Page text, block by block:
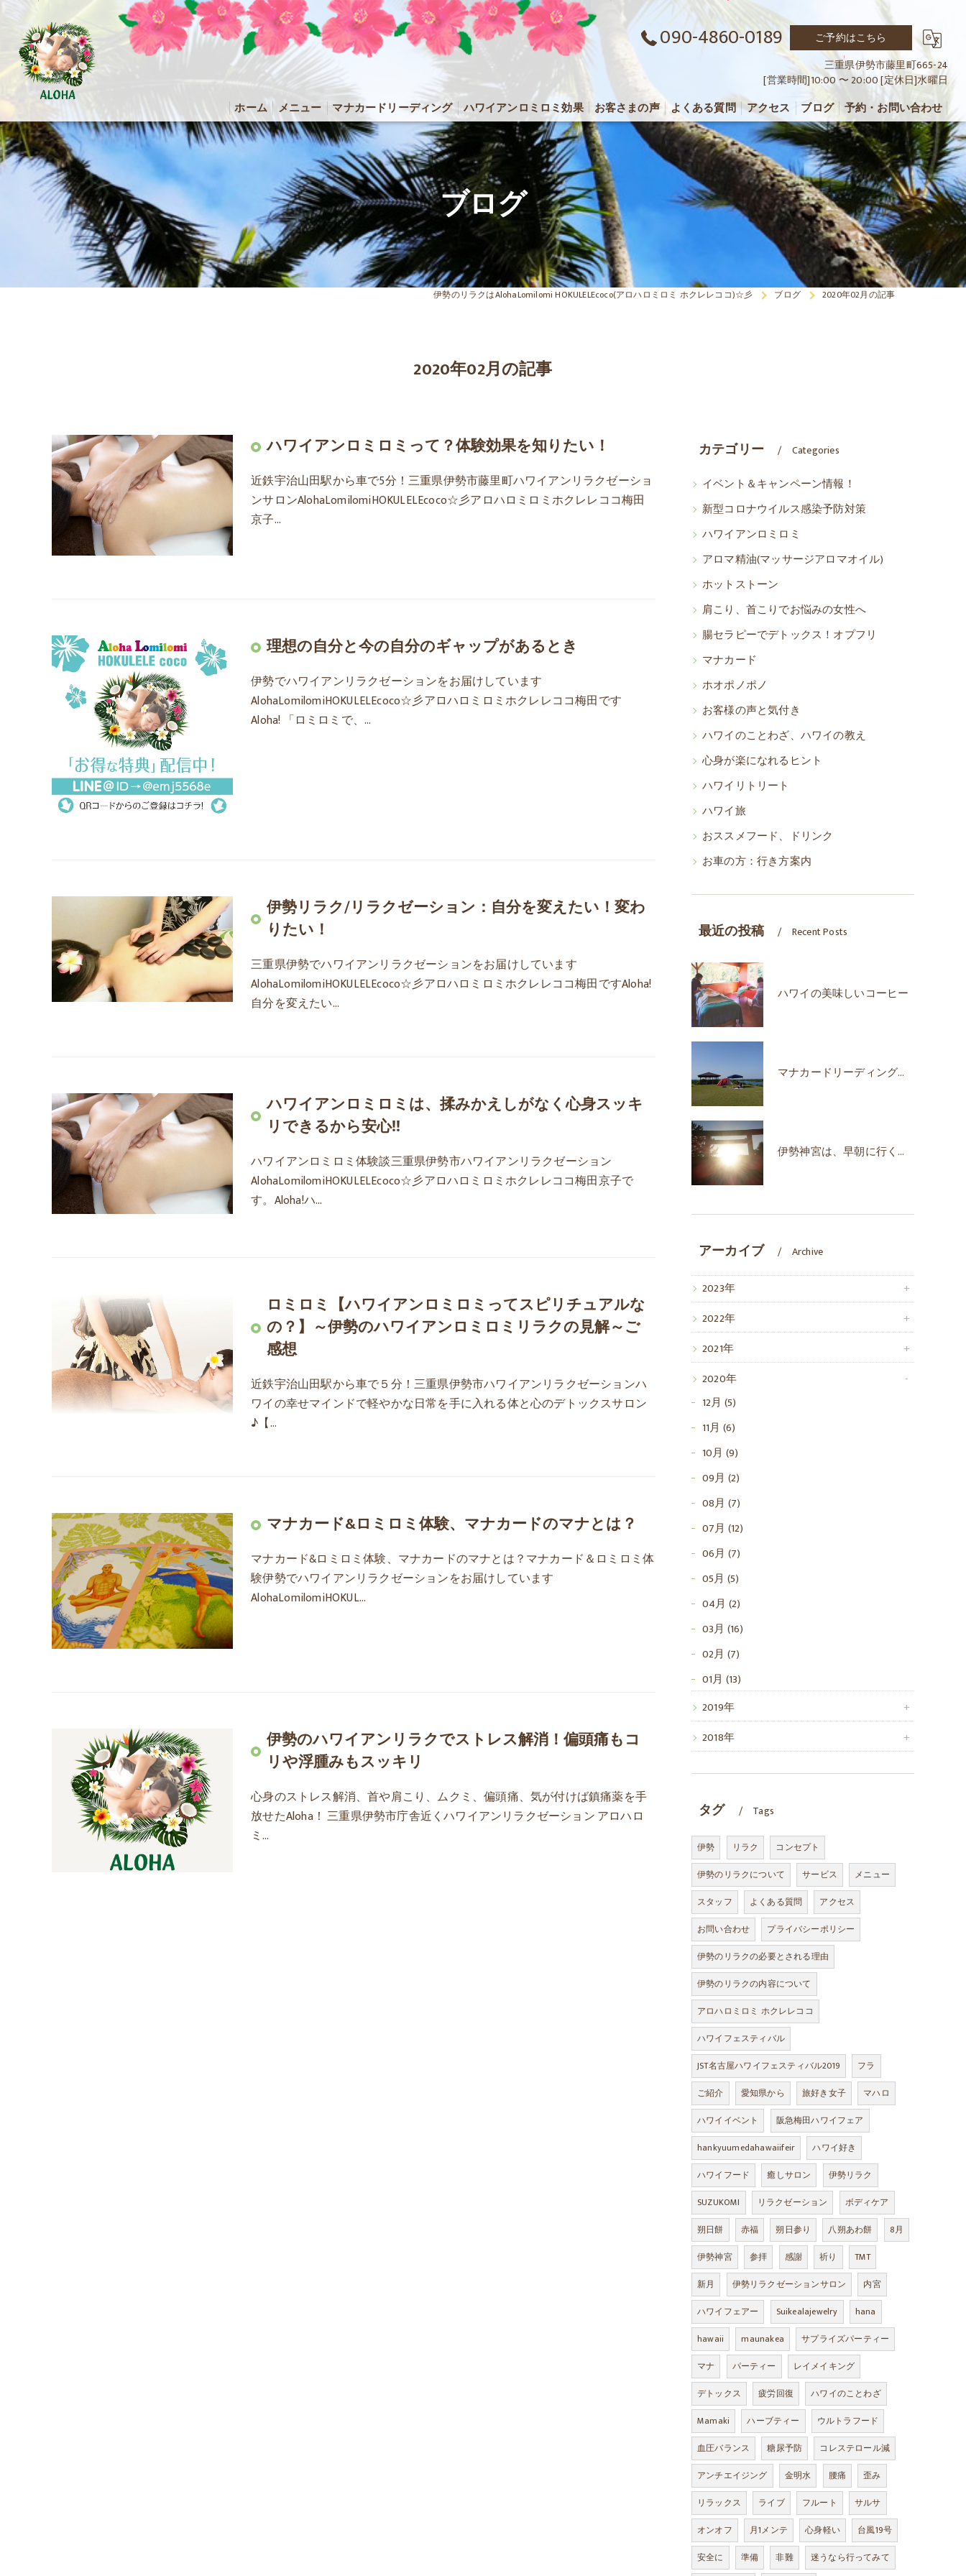
090-4860-0189
ご予約はこちら
三重県伊勢市藤里町665-24
[営業時間]10:00 〜 20:00 [定休日]水曜日
ホーム メニュー マナカードリーディング ハワイアンロミロミ効果 お客さまの声 よくある質問 アクセス ブログ 予約・お問い合わせ
ブログ
伊勢のリラクはAlohaLomilomi HOKULELEcoco(アロハロミロミ ホクレレココ)☆彡 ブログ 2020年02月の記事
2020年02月の記事
ハワイアンロミロミって？体験効果を知りたい！
近鉄宇治山田駅から車で5分！三重県伊勢市藤里町ハワイアンリラクゼーショ
ンサロンAlohaLomilomiHOKULELEcoco☆彡アロハロミロミホクレレココ梅田
京子…
理想の自分と今の自分のギャップがあるとき
伊勢でハワイアンリラクゼーションをお届けしています
AlohaLomilomiHOKULELEcoco☆彡アロハロミロミホクレレココ梅田です
Aloha! 「ロミロミで、…
伊勢リラク/リラクゼーション：自分を変えたい！変わ
りたい！
三重県伊勢でハワイアンリラクゼーションをお届けしています
AlohaLomilomiHOKULELEcoco☆彡アロハロミロミホクレレココ梅田ですAloha!
自分を変えたい…
ハワイアンロミロミは、揉みかえしがなく心身スッキ
リできるから安心‼️
ハワイアンロミロミ体験談三重県伊勢市ハワイアンリラクゼーション
AlohaLomilomiHOKULELEcoco☆彡アロハロミロミホクレレココ梅田京子で
す。Aloha!ハ…
ロミロミ【ハワイアンロミロミってスピリチュアルな
の？】～伊勢のハワイアンロミロミリラクの見解～ご
感想
近鉄宇治山田駅から車で５分！三重県伊勢市ハワイアンリラクゼーションハ
ワイの幸せマインドで軽やかな日常を手に入れる体と心のデトックスサロン
♪【…
マナカード&ロミロミ体験、マナカードのマナとは？
マナカード&ロミロミ体験、マナカードのマナとは？マナカード＆ロミロミ体
験伊勢でハワイアンリラクゼーションをお届けしています
AlohaLomilomiHOKUL…
伊勢のハワイアンリラクでストレス解消！偏頭痛もコ
リや浮腫みもスッキリ
心身のストレス解消、首や肩こり、ムクミ、偏頭痛、気が付けば鎮痛薬を手
放せたAloha！ 三重県伊勢市庁舎近くハワイアンリラクゼーション アロハロ
ミ…
カテゴリー Categories
イベント＆キャンペーン情報！
新型コロナウイルス感染予防対策
ハワイアンロミロミ
アロマ精油(マッサージアロマオイル)
ホットストーン
肩こり、首こりでお悩みの女性へ
腸セラピーでデトックス！オプフリ
マナカード
ホオポノポノ
お客様の声と気付き
ハワイのことわざ、ハワイの教え
心身が楽になれるヒント
ハワイリトリート
ハワイ旅
おススメフード、ドリンク
お車の方：行き方案内
最近の投稿 Recent Posts
ハワイの美味しいコーヒー
マナカードリーディングで自己肯定感が上がった！
伊勢神宮は、早朝に行くのがオススメな時期♪
アーカイブ Archive
2023年
2022年
2021年
2020年
12月 (5)
11月 (6)
10月 (9)
09月 (2)
08月 (7)
07月 (12)
06月 (7)
05月 (5)
04月 (2)
03月 (16)
02月 (7)
01月 (13)
2019年
2018年
タグ Tags
伊勢 リラク
コンセプト
伊勢のリラクについて
サービス
メニュー
スタッフ
よくある質問
アクセス
お問い合わせ
プライバシーポリシー
伊勢のリラクの必要とされる理由
伊勢のリラクの内容について
アロハロミロミ ホクレレココ
ハワイフェスティバル
JST名古屋ハワイフェスティバル2019
フラ
ご紹介
愛知県から 旅好き女子
マハロ
ハワイイベント
阪急梅田ハワイフェア
hankyuumedahawaiifeir
ハワイ好き
ハワイフード
癒しサロン
伊勢リラク
SUZUKOMI
リラクゼーション
ボディケア
朔日餅
赤福 朔日参り 八朔あわ餅
8月
伊勢神宮
参拝 感謝 祈り
TMT
新月
伊勢リラクゼーションサロン
内宮
ハワイフェアー
Suikealajewelry
hana
hawaii
maunakea
サプライズパーティー
マナ
パーティー
レイメイキング
デトックス
疲労回復
ハワイのことわざ
Mamaki
ハーブティー
ウルトラフード
血圧バランス
糖尿予防
コレステロール減
アンチエイジング
金明水 腰痛
歪み
リラックス
ライブ フルート
サルサ
オンオフ
月1メンテ 心身軽い
台風19号
安全に
準備 非難 迷うなら行ってみて